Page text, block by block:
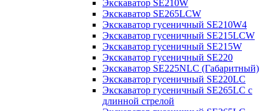
Экскаватор SE210W
Экскаватор SE265LCW
Экскаватор гусеничный SE210W4
Экскаватор гусеничный SE215LCW
Экскаватор гусеничный SE215W
Экскаватор гусеничный SE220
Экскаватор SE225NLC (Габаритный)
Экскаватор гусеничный SE220LC
Экскаватор гусеничный SE265LC с
длинной стрелой